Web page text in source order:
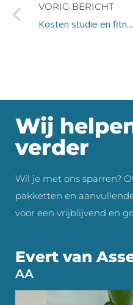
VORIG BERICHT
Kosten studie en fitness kinderen aftrekbaar?
Wij
verder
Wil je met ons sparren?
pakketten en
voor een vrijblijvend en
Evert van
AA